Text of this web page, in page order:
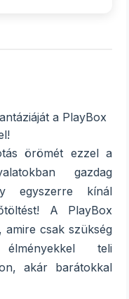
a PlayBox
örömét ezzel a
gazdag
egyszerre kínál
A PlayBox
amire csak szükség
teli
akár barátokkal